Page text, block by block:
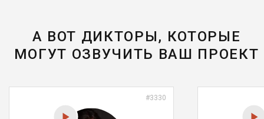
А ВОТ ДИКТОРЫ, КОТОРЫЕ
МОГУТ ОЗВУЧИТЬ ВАШ ПРОЕКТ
#3330